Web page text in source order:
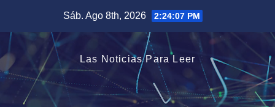
contenido
Sáb. Ago 8th, 2026 2:24:07 PM
Las Noticias Para Leer